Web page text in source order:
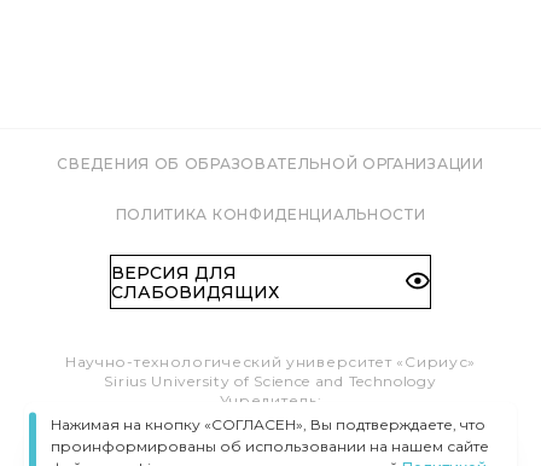
СВЕДЕНИЯ ОБ ОБРАЗОВАТЕЛЬНОЙ ОРГАНИЗАЦИИ
ПОЛИТИКА КОНФИДЕНЦИАЛЬНОСТИ
ВЕРСИЯ ДЛЯ
СЛАБОВИДЯЩИХ
Научно-технологический университет «Сириус»
Sirius University of Science and Technology
Учредитель:
Образовательный Фонд «Талант и успех»
Федеральная территория «Сириус»,
Нажимая на кнопку «СОГЛАСЕН», Вы подтверждаете, что
проинформированы об использовании на нашем сайте